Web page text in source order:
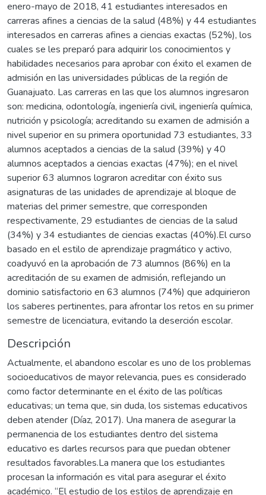
enero-mayo de 2018, 41 estudiantes interesados en
carreras afines a ciencias de la salud (48%) y 44 estudiantes
interesados en carreras afines a ciencias exactas (52%), los
cuales se les preparó para adquirir los conocimientos y
habilidades necesarios para aprobar con éxito el examen de
admisión en las universidades públicas de la región de
Guanajuato. Las carreras en las que los alumnos ingresaron
son: medicina, odontología, ingeniería civil, ingeniería química,
nutrición y psicología; acreditando su examen de admisión a
nivel superior en su primera oportunidad 73 estudiantes, 33
alumnos aceptados a ciencias de la salud (39%) y 40
alumnos aceptados a ciencias exactas (47%); en el nivel
superior 63 alumnos lograron acreditar con éxito sus
asignaturas de las unidades de aprendizaje al bloque de
materias del primer semestre, que corresponden
respectivamente, 29 estudiantes de ciencias de la salud
(34%) y 34 estudiantes de ciencias exactas (40%).El curso
basado en el estilo de aprendizaje pragmático y activo,
coadyuvó en la aprobación de 73 alumnos (86%) en la
acreditación de su examen de admisión, reflejando un
dominio satisfactorio en 63 alumnos (74%) que adquirieron
los saberes pertinentes, para afrontar los retos en su primer
semestre de licenciatura, evitando la deserción escolar.
Descripción
Actualmente, el abandono escolar es uno de los problemas
socioeducativos de mayor relevancia, pues es considerado
como factor determinante en el éxito de las políticas
educativas; un tema que, sin duda, los sistemas educativos
deben atender (Díaz, 2017). Una manera de asegurar la
permanencia de los estudiantes dentro del sistema
educativo es darles recursos para que puedan obtener
resultados favorables.La manera que los estudiantes
procesan la información es vital para asegurar el éxito
académico. “El estudio de los estilos de aprendizaje en